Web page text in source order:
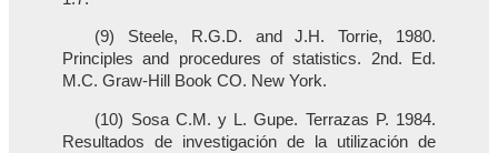
(9) Steele, R.G.D. and J.H. Torrie, 1980.
Principles and procedures of statistics. 2nd. Ed.
M.C. Graw-Hill Book CO. New York.
(10) Sosa C.M. y L. Gupe. Terrazas P. 1984.
Resultados de investigación de la utilización de